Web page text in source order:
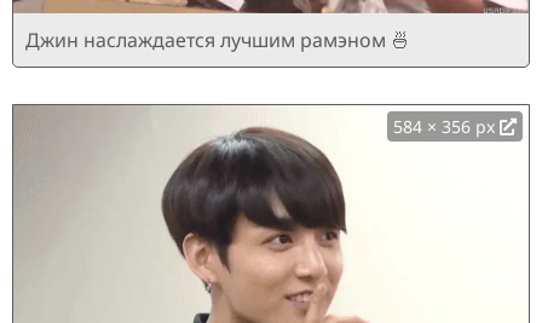
Джин наслаждается лучшим рамэном 🍜
584 × 356 px